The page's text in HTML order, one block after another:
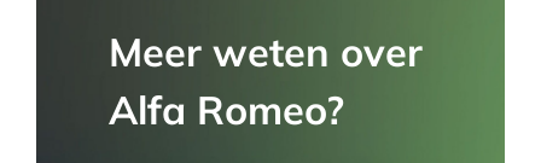
Meer weten over
Alfa Romeo?